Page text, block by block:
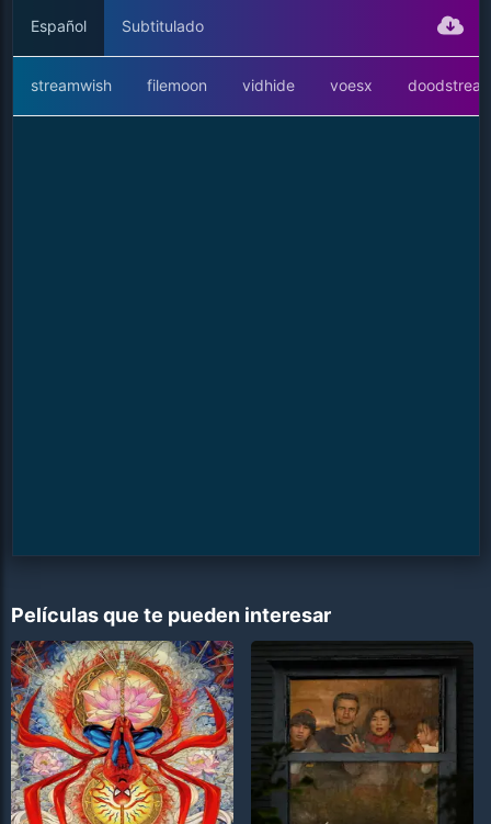
Español Subtitulado
streamwish filemoon vidhide voesx
Películas que te pueden interesar